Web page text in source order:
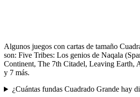
Algunos juegos con cartas de tamaño
son: Five Tribes: Los genios de Naqala
Continent, The 7th Citadel, Leaving Earth,
y 7 más.
¿Cuántas fundas Cuadrado Grande hay